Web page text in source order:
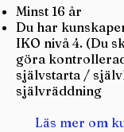
Minst 16 år
Du har
IKO nivå 4. (Du
göra
självstarta /
självräddning
Läs mer om